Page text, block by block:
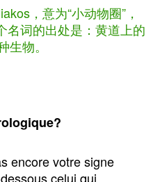
，意为“小动物圈”，
名词的出处是：黄道上的
物。
encore votre signe
celui qui